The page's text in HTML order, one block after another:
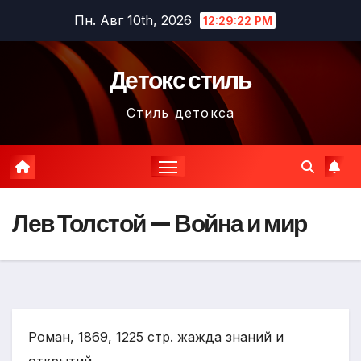
содержимому
Пн. Авг 10th, 2026 12:29:23 PM
Детокс стиль
Стиль детокса
Лев Толстой — Война и мир
Роман, 1869, 1225 стр. жажда знаний и